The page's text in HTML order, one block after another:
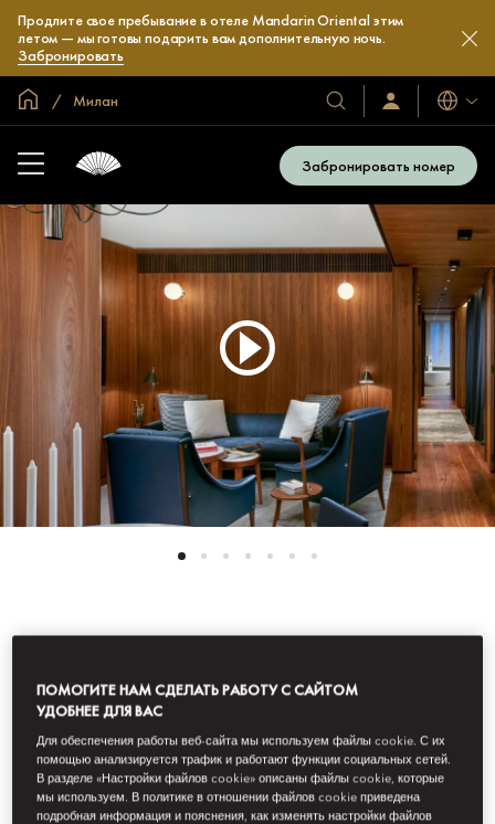
Продлите свое пребывание в отеле Mandarin Oriental этим
летом — мы готовы подарить вам дополнительную ночь.
Забронировать
ГлавнаяМилан
Наши
отели
курорты
Войти/
Языки
Забронировать номер
ЛЮКС С
ДИЗАЙНЕРСКИМ
ПОМОГИТЕ НАМ СДЕЛАТЬ РАБОТУ С САЙТОМ
УДОБНЕЕ ДЛЯ ВАС
Для обеспечения работы веб-сайта мы используем файлы cookie. С их
помощью анализируется трафик и работают функции социальных сетей.
В разделе «Настройки файлов cookie» описаны файлы cookie, которые
мы используем. В политике в отношении файлов cookie приведена
подробная информация и пояснения, как изменять настройки файлов